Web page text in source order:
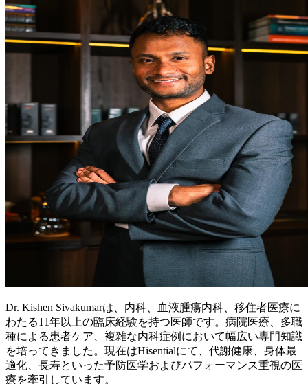
Dr. Kishen Sivakumarは、内科、血液腫瘍内科、移住者医療に
わたる11年以上の臨床経験を持つ医師です。病院医療、多職
種による患者ケア、複雑な内科症例において幅広い専門知識
を培ってきました。現在はHisentialにて、代謝健康、身体最
適化、長寿といった予防医学およびパフォーマンス重視の医
療を牽引しています。